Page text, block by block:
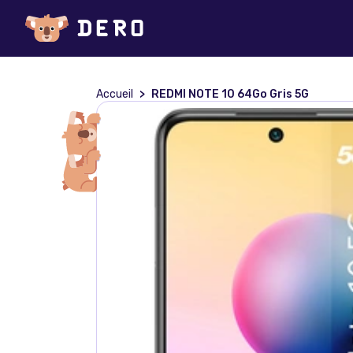
Accueil REDMI NOTE 10 64Go Gris 5G